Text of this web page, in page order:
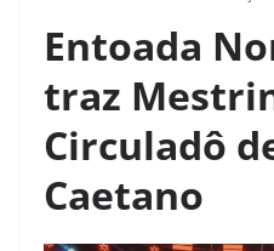
Entoada
traz
Circuladô
Caetano